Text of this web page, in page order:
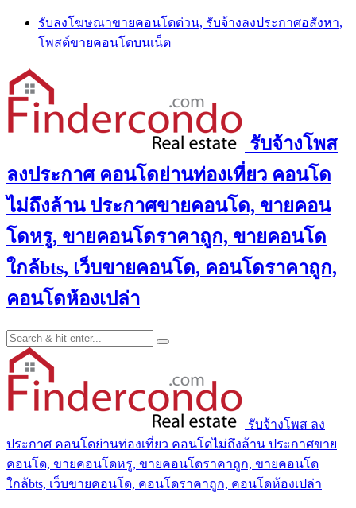
Skip
content
รับลงโฆษณาขายคอนโดด่วน, รับจ้างลงประกาศอสังหา,
โพสต์ขายคอนโดบนเน็ต
รับจ้างโพส
ลงประกาศ คอนโดย่านท่องเที่ยว คอนโด
ไม่ถึงล้าน ประกาศขายคอนโด, ขายคอน
โดหรู, ขายคอนโดราคาถูก, ขายคอนโด
ใกล้bts, เว็บขายคอนโด, คอนโดราคาถูก,
คอนโดห้องเปล่า
รับจ้างโพส ลง
ประกาศ คอนโดย่านท่องเที่ยว คอนโดไม่ถึงล้าน ประกาศขาย
คอนโด, ขายคอนโดหรู, ขายคอนโดราคาถูก, ขายคอนโด
ใกล้bts, เว็บขายคอนโด, คอนโดราคาถูก, คอนโดห้องเปล่า